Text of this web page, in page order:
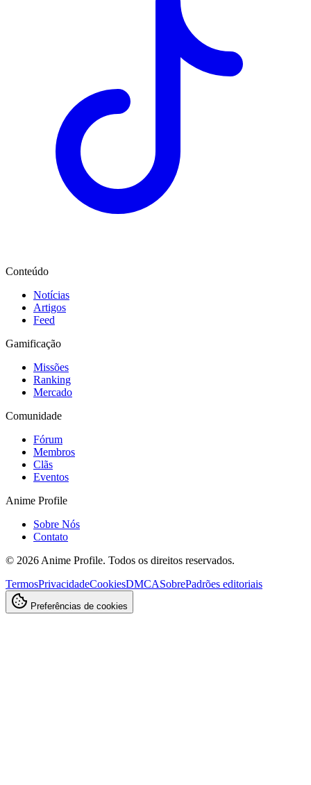
Conteúdo
Notícias
Artigos
Feed
Gamificação
Missões
Ranking
Mercado
Comunidade
Fórum
Membros
Clãs
Eventos
Anime Profile
Sobre Nós
Contato
© 2026 Anime Profile. Todos os direitos reservados.
TermosPrivacidadeCookiesDMCASobrePadrões editoriais
Preferências de cookies